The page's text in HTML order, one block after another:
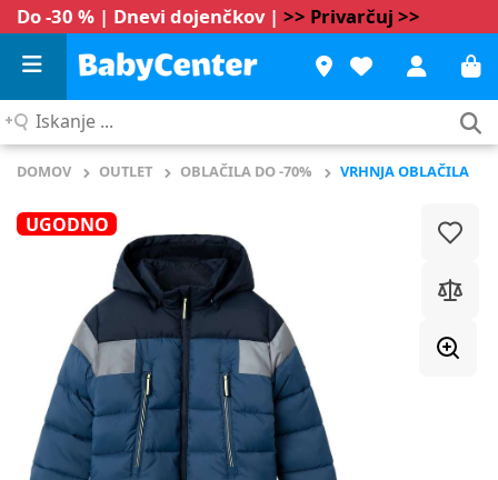
Do -30 % | Dnevi dojenčkov | >> Privarčuj >>
Iskanje
DOMOV OUTLET OBLAČILA DO -70% VRHNJA OBLAČILA
UGODNO